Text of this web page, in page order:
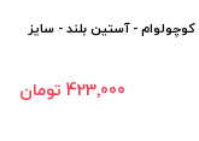
- آستین بلند - سایز
423٬000 تومان